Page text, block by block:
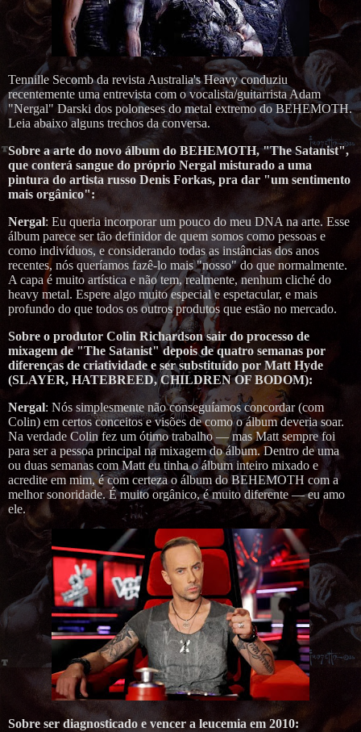
Tennille Secomb da revista Australia's Heavy conduziu
recentemente uma entrevista com o vocalista/guitarrista Adam
"Nergal" Darski dos poloneses do metal extremo do BEHEMOTH.
Leia abaixo alguns trechos da conversa.
Sobre a arte do novo álbum do BEHEMOTH, "The Satanist",
que conterá sangue do próprio Nergal misturado a uma
pintura do artista russo Denis Forkas, pra dar "um sentimento
mais orgânico":
Nergal: Eu queria incorporar um pouco do meu DNA na arte. Esse
álbum parece ser tão definidor de quem somos como pessoas e
como indivíduos, e considerando todas as instâncias dos anos
recentes, nós queríamos fazê-lo mais "nosso" do que normalmente.
A capa é muito artística e não tem, realmente, nenhum cliché do
heavy metal. Espere algo muito especial e espetacular, e mais
profundo do que todos os outros produtos que estão no mercado.
Sobre o produtor Colin Richardson sair do processo de
mixagem de "The Satanist" depois de quatro semanas por
diferenças de criatividade e ser substituído por Matt Hyde
(SLAYER, HATEBREED, CHILDREN OF BODOM):
Nergal: Nós simplesmente não conseguíamos concordar (com
Colin) em certos conceitos e visões de como o álbum deveria soar.
Na verdade Colin fez um ótimo trabalho — mas Matt sempre foi
para ser a pessoa principal na mixagem do álbum. Dentro de uma
ou duas semanas com Matt eu tinha o álbum inteiro mixado e
acredite em mim, é com certeza o álbum do BEHEMOTH com a
melhor sonoridade. É muito orgânico, é muito diferente — eu amo
ele.
Sobre ser diagnosticado e vencer a leucemia em 2010: